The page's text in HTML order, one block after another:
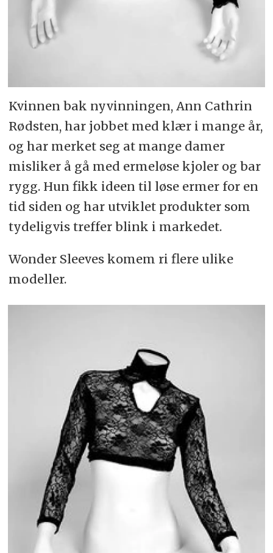
Kvinnen bak nyvinningen, Ann Cathrin
Rødsten, har jobbet med klær i mange år,
og har merket seg at mange damer
misliker å gå med ermeløse kjoler og bar
rygg. Hun fikk ideen til løse ermer for en
tid siden og har utviklet produkter som
tydeligvis treffer blink i markedet.
Wonder Sleeves komem ri flere ulike
modeller.